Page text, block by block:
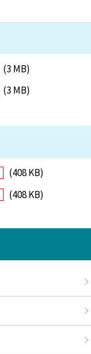
(3 MB)
(3 MB)
(408 KB)
(408 KB)